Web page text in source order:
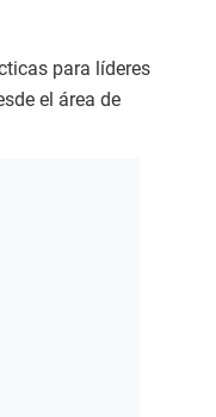
para líderes
el área de